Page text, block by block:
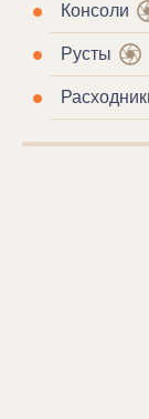
Консоли
Русты